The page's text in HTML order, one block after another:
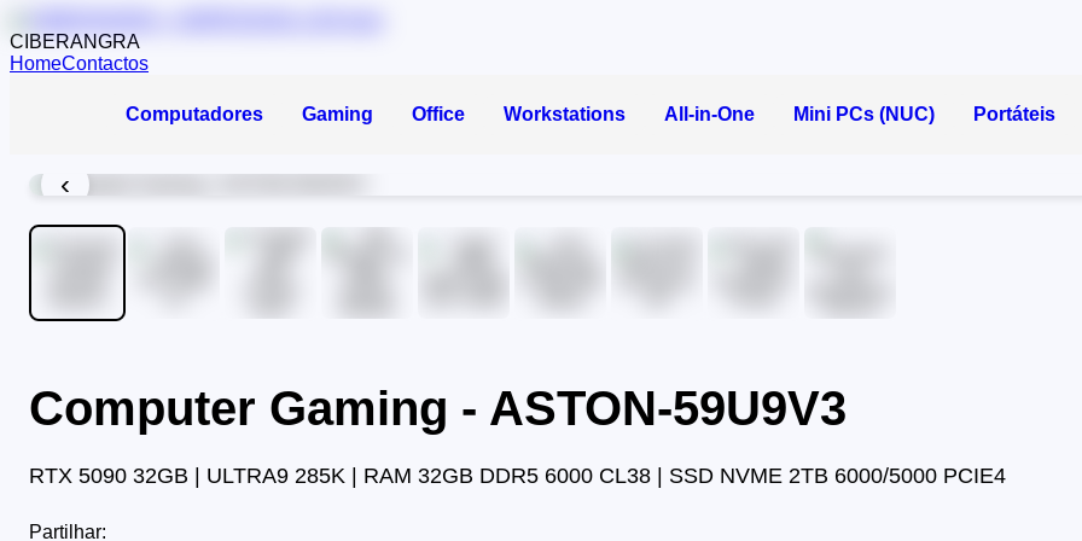
CIBERANGRA
HomeContactos
Computadores Gaming Office Workstations All-in-One Mini PCs (NUC) Portáteis
‹
Computer Gaming - ASTON-59U9V3
RTX 5090 32GB | ULTRA9 285K | RAM 32GB DDR5 6000 CL38 | SSD NVME 2TB 6000/5000 PCIE4
Partilhar: